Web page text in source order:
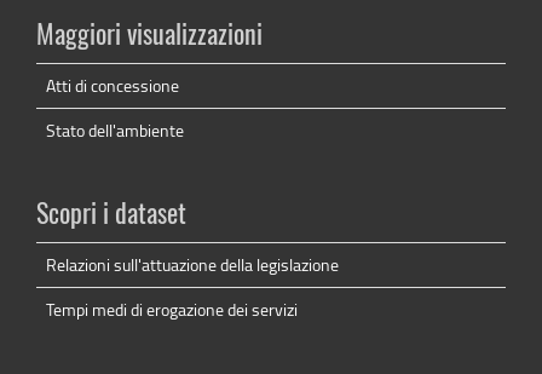
Maggiori visualizzazioni
Atti di concessione
Stato dell'ambiente
Scopri i dataset
Relazioni sull'attuazione della legislazione
Tempi medi di erogazione dei servizi